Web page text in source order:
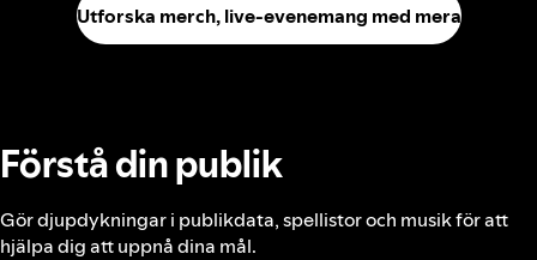
Utforska merch, live‑evenemang med mera
Förstå din publik
Gör djupdykningar i publikdata, spellistor och musik för att
hjälpa dig att uppnå dina mål.